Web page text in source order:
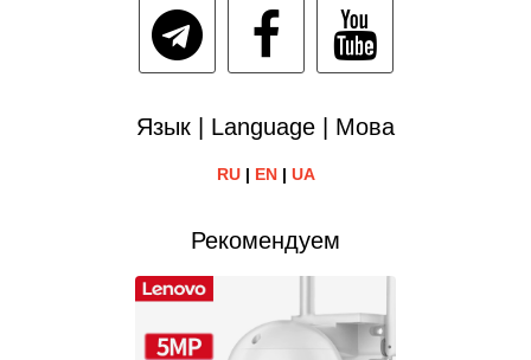
Язык | Language | Мова
RU| EN| UA
Рекомендуем